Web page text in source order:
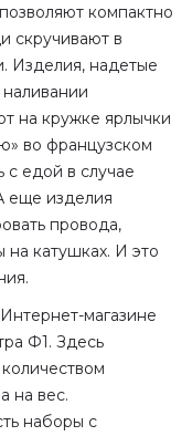
компактно
скручивают в
Изделия, надетые
на кружке ярлычки
во французском
едой в случае
еще изделия
провода,
катушках. И это
магазине
Ф1. Здесь
на вес.
наборы с